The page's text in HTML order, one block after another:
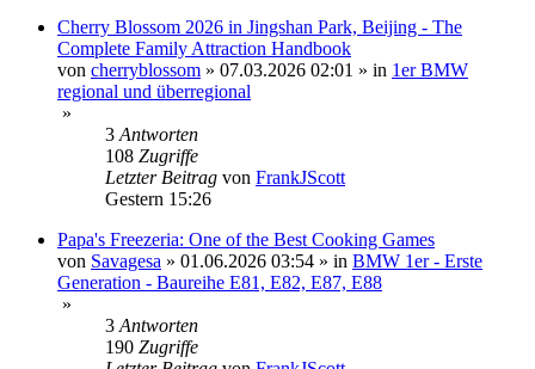
Cherry Blossom 2026 in Jingshan Park, Beijing - The
Complete Family Attraction Handbook
von cherryblossom » 07.03.2026 02:01 » in 1er BMW
regional und überregional
»
3 Antworten
108 Zugriffe
Letzter Beitrag von FrankJScott
Gestern 15:26
Papa's Freezeria: One of the Best Cooking Games
von Savagesa » 01.06.2026 03:54 » in BMW 1er - Erste
Generation - Baureihe E81, E82, E87, E88
»
3 Antworten
190 Zugriffe